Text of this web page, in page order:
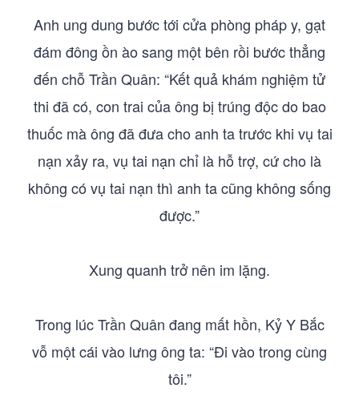
Anh ung dung bước tới cửa phòng pháp y, gạt
đám đông ồn ào sang một bên rồi bước thẳng
đến chỗ Trần Quân: “Kết quả khám nghiệm tử
thi đã có, con trai của ông bị trúng độc do bao
thuốc mà ông đã đưa cho anh ta trước khi vụ tai
nạn xảy ra, vụ tai nạn chỉ là hỗ trợ, cứ cho là
không có vụ tai nạn thì anh ta cũng không sống
được.”
Xung quanh trở nên im lặng.
Trong lúc Trần Quân đang mất hồn, Kỷ Y Bắc
vỗ một cái vào lưng ông ta: “Đi vào trong cùng
tôi.”